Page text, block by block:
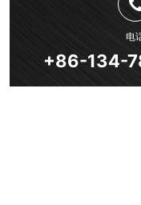
电
+86-134-